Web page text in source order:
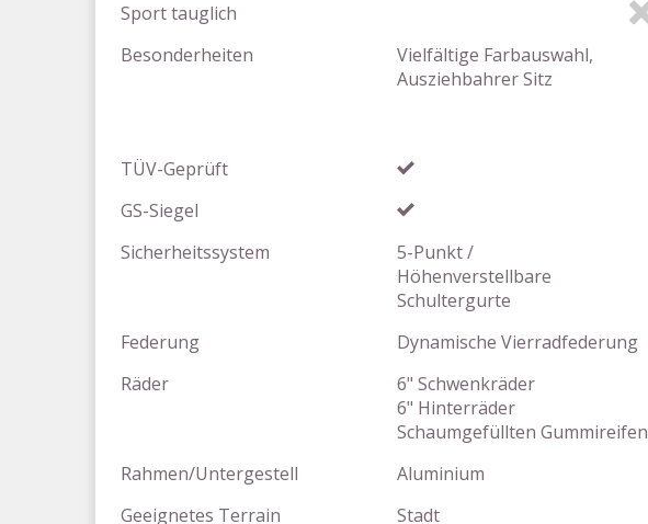
Sport tauglich
Besonderheiten
Vielfältige Farbauswahl,
Ausziehbahrer Sitz
TÜV-Geprüft
GS-Siegel
Sicherheitssystem
5-Punkt /
Höhenverstellbare
Schultergurte
Federung
Dynamische Vierradfederung
Räder
6" Schwenkräder
6" Hinterräder
Schaumgefüllten Gummireifen
Rahmen/Untergestell
Aluminium
Geeignetes Terrain
Stadt